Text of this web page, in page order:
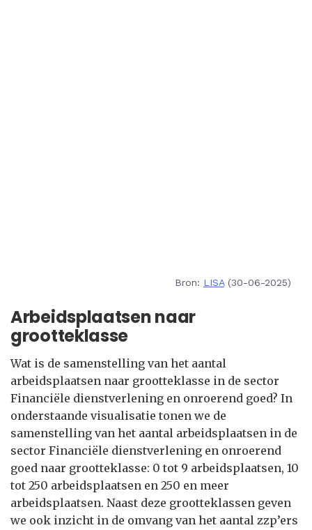
Bron: LISA(30-06-2025)
Arbeidsplaatsen naar
grootteklasse
Wat is de samenstelling van het aantal
arbeidsplaatsen naar grootteklasse in de sector
Financiële dienstverlening en onroerend goed? In
onderstaande visualisatie tonen we de
samenstelling van het aantal arbeidsplaatsen in de
sector Financiële dienstverlening en onroerend
goed naar grootteklasse: 0 tot 9 arbeidsplaatsen, 10
tot 250 arbeidsplaatsen en 250 en meer
arbeidsplaatsen. Naast deze grootteklassen geven
we ook inzicht in de omvang van het aantal zzp’ers